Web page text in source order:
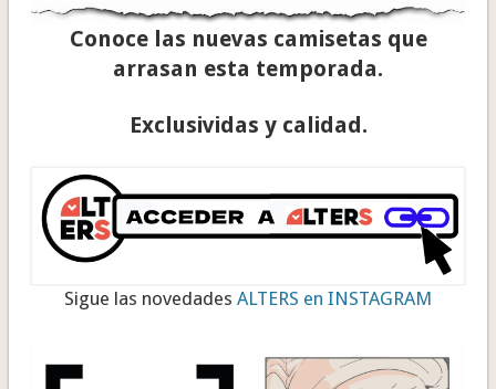
Conoce las nuevas camisetas que
arrasan esta temporada.
Exclusividas y calidad.
Sigue las novedades ALTERS en INSTAGRAM